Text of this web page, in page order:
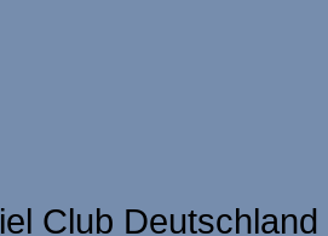
Club